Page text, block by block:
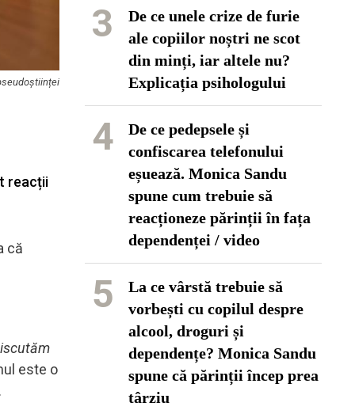
reacții
că
este o
3
De ce unele crize de furie
ale copiilor noștri ne scot
din minți, iar altele nu?
Explicația psihologului
4
De ce pedepsele și
confiscarea telefonului
eșuează. Monica Sandu
spune cum trebuie să
reacționeze părinții în fața
dependenței / video
5
La ce vârstă trebuie să
vorbești cu copilul despre
alcool, droguri și
dependențe? Monica Sandu
spune că părinții încep prea
târziu